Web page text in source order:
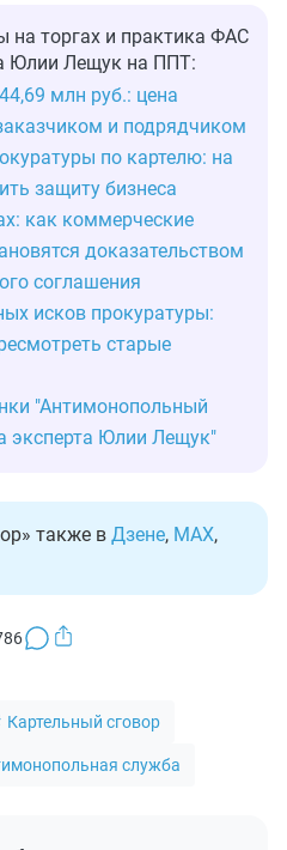
на торгах и практика ФАС
Юлии Лещук на ППТ:
млн руб.: цена
и подрядчиком
по картелю: на
защиту бизнеса
как коммерческие
доказательством
соглашения
исков прокуратуры:
старые
"Антимонопольный
эксперта Юлии Лещук"
также в Дзене, MAX,
Картельный сговор
служба